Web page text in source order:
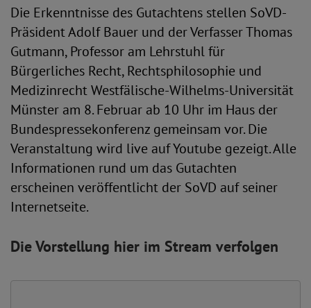
Die Erkenntnisse des Gutachtens stellen SoVD-
Präsident Adolf Bauer und der Verfasser Thomas
Gutmann, Professor am Lehrstuhl für
Bürgerliches Recht, Rechtsphilosophie und
Medizinrecht Westfälische-Wilhelms-Universität
Münster am 8. Februar ab 10 Uhr im Haus der
Bundespressekonferenz gemeinsam vor. Die
Veranstaltung wird live auf Youtube gezeigt. Alle
Informationen rund um das Gutachten
erscheinen veröffentlicht der SoVD auf seiner
Internetseite.
Die Vorstellung hier im Stream verfolgen